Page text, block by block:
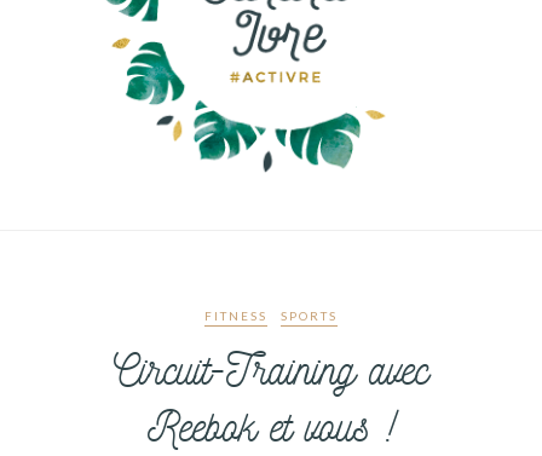
FITNESS SPORTS
Circuit-Training avec
Reebok et vous !